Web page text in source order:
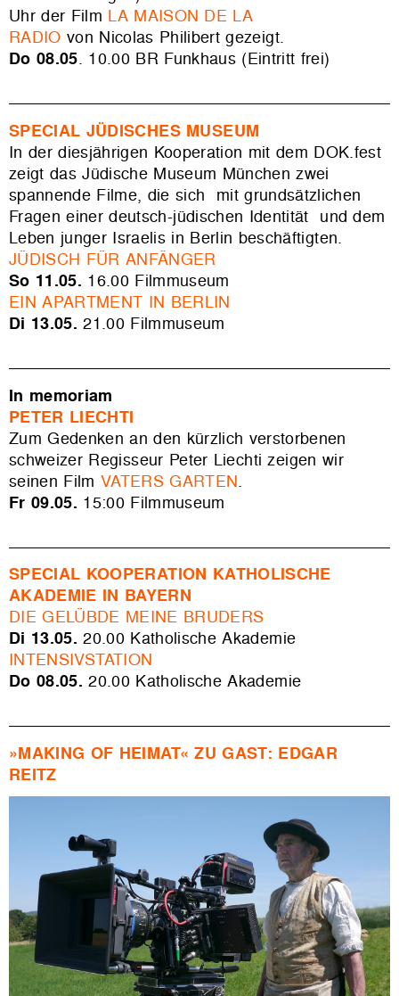
Uhr der Film LA MAISON DE LA
RADIO von Nicolas Philibert gezeigt.
Do 08.05. 10.00 BR Funkhaus (Eintritt frei)
SPECIAL JÜDISCHES MUSEUM
In der diesjährigen Kooperation mit dem DOK.fest
zeigt das Jüdische Museum München zwei
spannende Filme, die sich mit grundsätzlichen
Fragen einer deutsch-jüdischen Identität und dem
Leben junger Israelis in Berlin beschäftigten.
JÜDISCH FÜR ANFÄNGER
So 11.05. 16.00 Filmmuseum
EIN APARTMENT IN BERLIN
Di 13.05. 21.00 Filmmuseum
In memoriam
PETER LIECHTI
Zum Gedenken an den kürzlich verstorbenen
schweizer Regisseur Peter Liechti zeigen wir
seinen Film VATERS GARTEN.
Fr 09.05. 15:00 Filmmuseum
SPECIAL KOOPERATION KATHOLISCHE
AKADEMIE IN BAYERN
DIE GELÜBDE MEINE BRUDERS
Di 13.05. 20.00 Katholische Akademie
INTENSIVSTATION
Do 08.05. 20.00 Katholische Akademie
»MAKING OF HEIMAT« ZU GAST: EDGAR
REITZ